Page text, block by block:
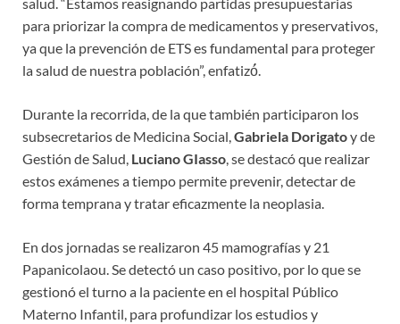
salud. “Estamos reasignando partidas presupuestarias
para priorizar la compra de medicamentos y preservativos,
ya que la prevención de ETS es fundamental para proteger
la salud de nuestra población”, enfatizó́.
Durante la recorrida, de la que también participaron los
subsecretarios de Medicina Social,Gabriela Dorigatoy de
Gestión de Salud, Luciano GIasso, se destacó que realizar
estos exámenes a tiempo permite prevenir, detectar de
forma temprana y tratar eficazmente la neoplasia.
En dos jornadas se realizaron 45 mamografías y 21
Papanicolaou. Se detectó un caso positivo, por lo que se
gestionó el turno a la paciente en el hospital Público
Materno Infantil, para profundizar los estudios y